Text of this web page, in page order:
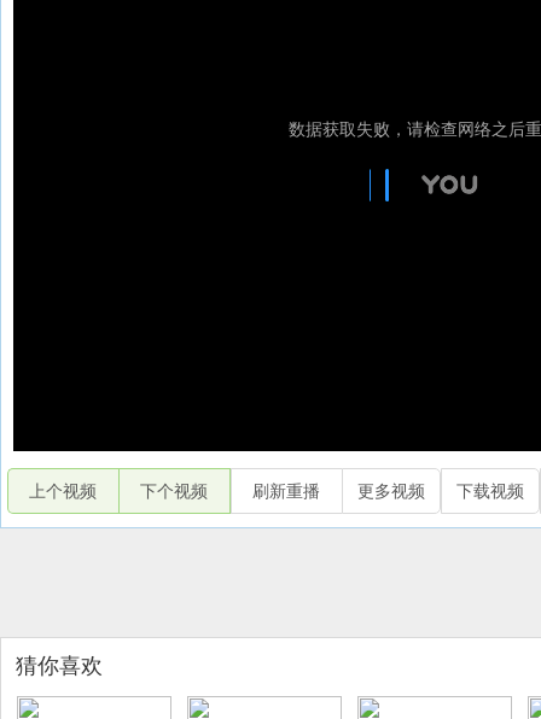
上个视频 下个视频 刷新重播 更多视频 下载视频
猜你喜欢